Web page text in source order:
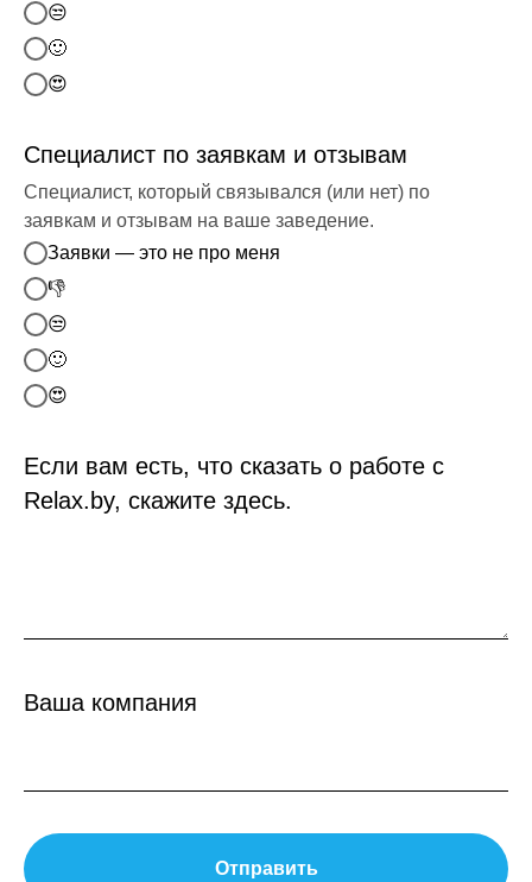
😒
🙂
😍
Специалист по заявкам и отзывам
Специалист, который связывался (или нет) по
заявкам и отзывам на ваше заведение.
Заявки — это не про меня
👎
😒
🙂
😍
Если вам есть, что сказать о работе с
Relax.by, скажите здесь.
Ваша компания
Отправить